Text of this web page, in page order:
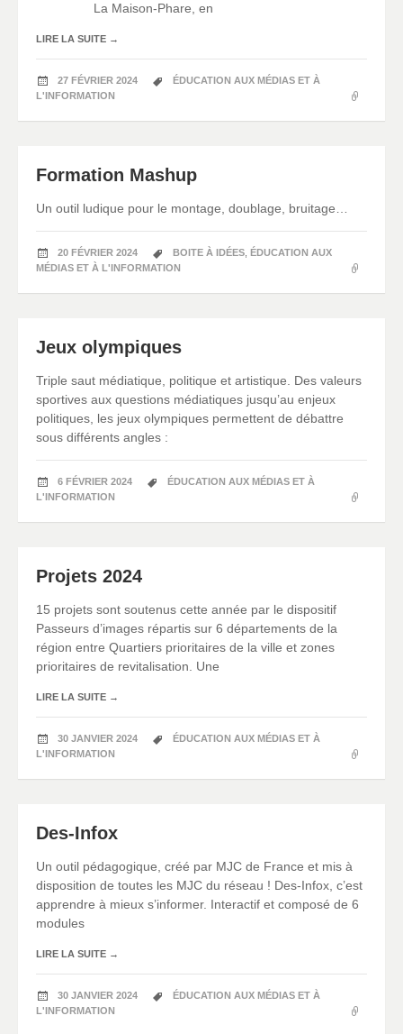
La Maison-Phare, en
LIRE LA SUITE →
27 FÉVRIER 2024
ÉDUCATION AUX MÉDIAS ET À
L'INFORMATION
Formation Mashup
Un outil ludique pour le montage, doublage, bruitage…
20 FÉVRIER 2024 BOITE À IDÉES ÉDUCATION AUX
MÉDIAS ET À L'INFORMATION
Jeux olympiques
Triple saut médiatique, politique et artistique. Des valeurs
sportives aux questions médiatiques jusqu’au enjeux
politiques, les jeux olympiques permettent de débattre
sous différents angles :
6 FÉVRIER 2024
ÉDUCATION AUX MÉDIAS ET À
L'INFORMATION
Projets 2024
15 projets sont soutenus cette année par le dispositif
Passeurs d’images répartis sur 6 départements de la
région entre Quartiers prioritaires de la ville et zones
prioritaires de revitalisation. Une
LIRE LA SUITE →
30 JANVIER 2024
ÉDUCATION AUX MÉDIAS ET À
L'INFORMATION
Des-Infox
Un outil pédagogique, créé par MJC de France et mis à
disposition de toutes les MJC du réseau ! Des-Infox, c’est
apprendre à mieux s’informer. Interactif et composé de 6
modules
LIRE LA SUITE →
30 JANVIER 2024
ÉDUCATION AUX MÉDIAS ET À
L'INFORMATION